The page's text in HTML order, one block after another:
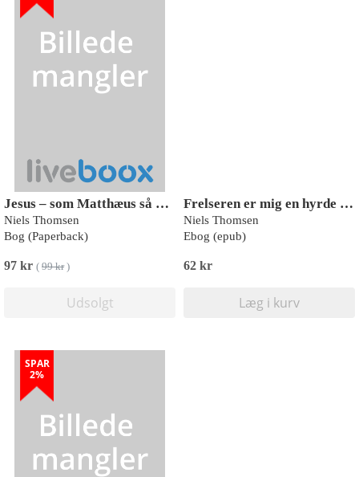
Jesus – som Matthæus så ham
Niels Thomsen
Bog (Paperback)
97 kr ( 99 kr)
Udsolgt
Frelseren er mig en hyrde god
Niels Thomsen
Ebog (epub)
62 kr
Læg i kurv
SPAR
2%